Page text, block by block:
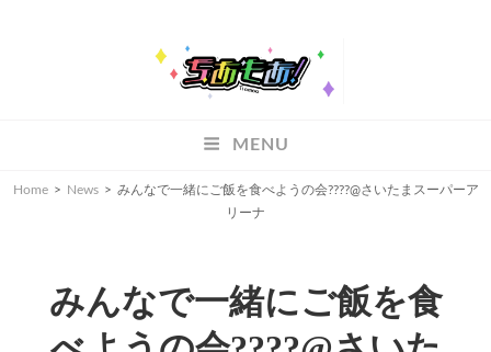
MENU
Home > News > みんなで一緒にご飯を食べようの会??‍??@さいたまスーパーア
リーナ
みんなで一緒にご飯を食